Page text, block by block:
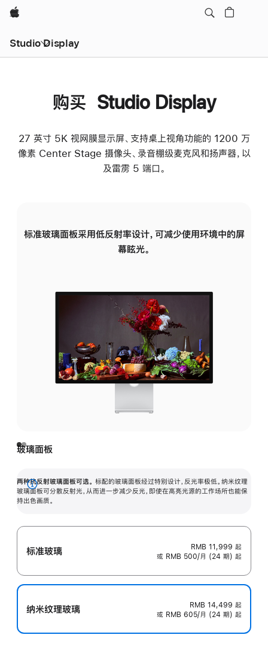
Apple
Studio Display
购买 Studio Display
27 英寸 5K 视网膜显示屏、支持桌上视角功能的 1200 万
像素 Center Stage 摄像头、录音棚级麦克风和扬声器，以
及雷雳 5 端口。
标准玻璃面板采用低反射率设计，可减少使用环境中的屏
幕眩光。
玻璃面板
两种抗反射玻璃面板可选。 标配的玻璃面板经过特别设计，反光率极低。纳米纹理
玻璃面板可分散反射光，从而进一步减少反光，即使在高亮光源的工作场所也能保
持出色画质。
展
开
标准玻璃 RMB 11,999 起
或 RMB 500/月 (24 期) 起
纳米纹理玻璃 RMB 14,499 起
或 RMB 605/月 (24 期) 起